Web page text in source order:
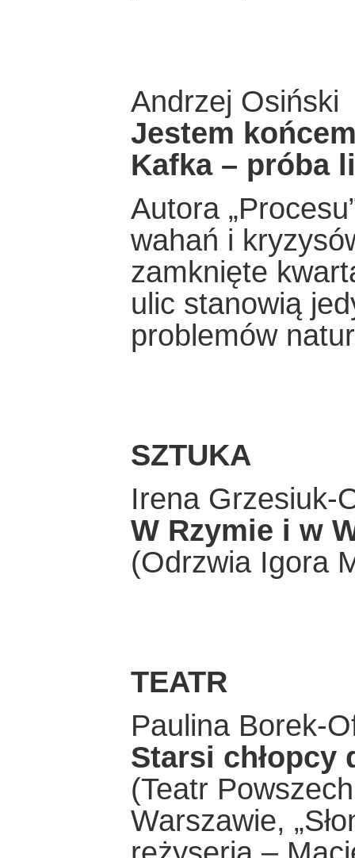
Andrzej Osiński
Jestem
Kafka – próba
Autora
wahań i
zamknięte
ulic stanowią
problemów
SZTUKA
Irena Grzesiuk-
W Rzymie i w
(Odrzwia Igora
TEATR
Paulina Borek-
Starsi chłopcy
(Teatr
Warszawie,